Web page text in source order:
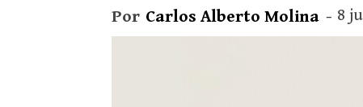
Por Carlos Alberto Molina - 8